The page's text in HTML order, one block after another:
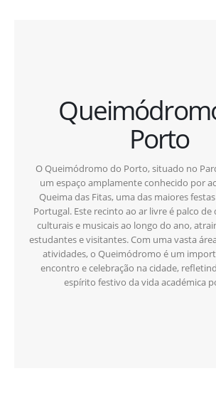
Porto
O Queimódromo do Porto, situado no
um espaço amplamente conhecido por
Queima das Fitas, uma das maiores
Portugal. Este recinto ao ar livre é palco
culturais e musicais ao longo do ano,
estudantes e visitantes. Com uma vasta
atividades, o Queimódromo é um
encontro e celebração na cidade,
espírito festivo da vida académica